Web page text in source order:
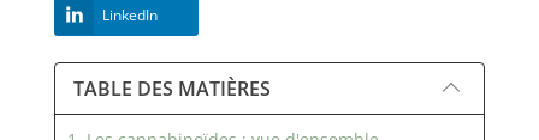
LinkedIn
TABLE DES MATIÈRES